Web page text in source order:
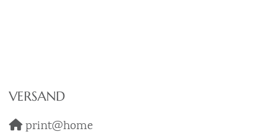
VERSAND
print@home